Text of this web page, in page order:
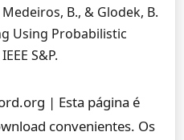
B., & Glodek, B.
Using Probabilistic
S&P.
| Esta página é
convenientes. Os